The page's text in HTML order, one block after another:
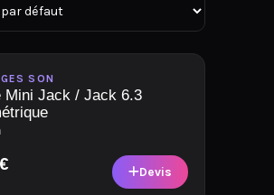
SON
Mini Jack / Jack 6.3
€ Devis